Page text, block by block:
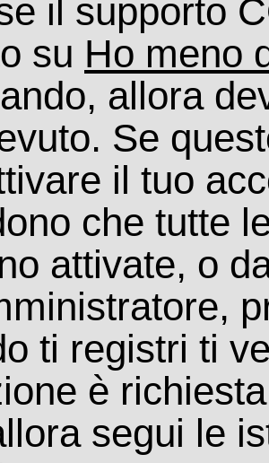
il supporto
su Ho meno
allora
Se
il tuo
che tutte
attivate, o
ti registri ti
è
segui le